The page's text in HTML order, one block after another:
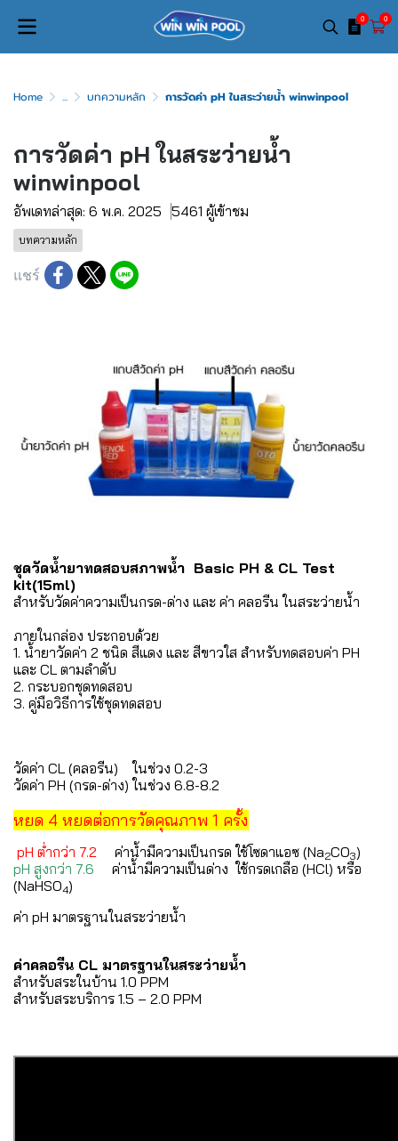
0 0
Home ... บทความหลัก การวัดค่า pH ในสระว่ายน้ำ winwinpool
การวัดค่า pH ในสระว่ายน้ำ
winwinpool
อัพเดทล่าสุด: 6 พ.ค. 2025 5461 ผู้เข้าชม
บทความหลัก
แชร์
ชุดวัดน้ำยาทดสอบสภาพน้ำ Basic PH & CL Test
kit(15ml)
สำหรับวัดค่าความเป็นกรด-ด่าง และ ค่า คลอรีน ในสระว่ายน้ำ
ภายในกล่อง ประกอบด้วย
1. น้ำยาวัดค่า 2 ชนิด สีแดง และ สีขาวใส สำหรับทดสอบค่า PH
และ CL ตามลำดับ
2. กระบอกชุดทดสอบ
3. คู่มือวิธีการใช้ชุดทดสอบ
วัดค่า CL (คลอรีน) ในช่วง 0.2-3
วัดค่า PH (กรด-ด่าง) ในช่วง 6.8-8.2
หยด 4 หยดต่อการวัดคุณภาพ 1 ครั้ง
pH ตํ่ากว่า 7.2 ค่าน้ำมีความเป็นกรด ใช้โซดาแอซ (Na2CO3)
pH สูงกว่า 7.6
ค่าน้ำมีความเป็นด่าง ใช้กรดเกลือ (HCl) หรือ
(NaHSO4)
ค่า pH มาตรฐานในสระว่ายน้ำ
ค่าคลอรีน CL มาตรฐานในสระว่ายน้ำ
สำหรับสระในบ้าน 1.0 PPM
สำหรับสระบริการ 1.5 – 2.0 PPM